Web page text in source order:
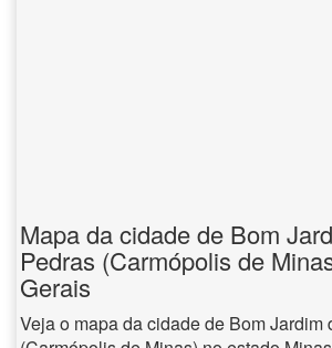
Mapa da cidade de Bom
Pedras (Carmópolis de
Gerais
Veja o mapa da cidade de Bom Jardim